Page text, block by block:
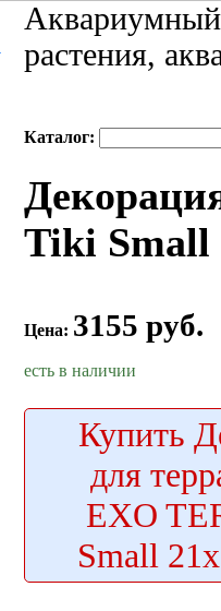
растения,
Каталог:
Tiki Small
Цена: 3155 руб.
есть в наличии
Купить
для
EXO
Small